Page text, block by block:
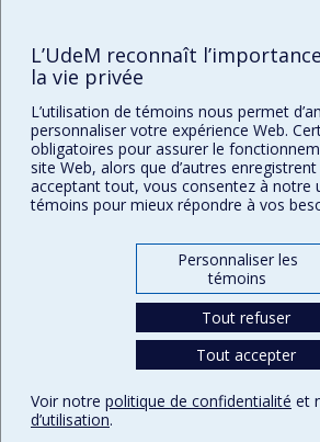
Réadaptation
Directions
DPC
CPASS
Éthique clinique
L’UdeM reconnaît
la vie privée
L’utilisation de témoins nous permet
personnaliser votre expérience Web.
obligatoires pour assurer le
site Web, alors que d’autres
acceptant tout, vous consentez à notre
témoins pour mieux répondre à vos
Personnaliser les
témoins
Tout refuser
Tout accepter
Voir notre politique de confidentialité et
d’utilisation.